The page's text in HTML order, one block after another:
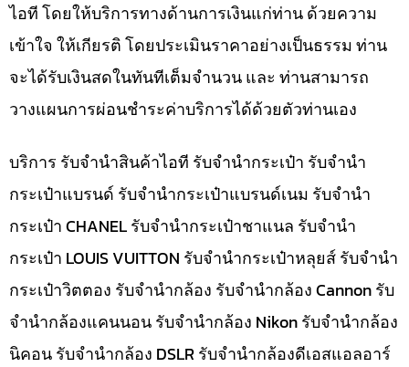
ไอที โดยให้บริการทางด้านการเงินแก่ท่าน ด้วยความ
เข้าใจ ให้เกียรติ โดยประเมินราคาอย่างเป็นธรรม ท่าน
จะได้รับเงินสดในทันทีเต็มจำนวน และ ท่านสามารถ
วางแผนการผ่อนชำระค่าบริการได้ด้วยตัวท่านเอง
บริการ รับจำนำสินค้าไอที รับจำนำกระเป๋า รับจำนำ
กระเป๋าแบรนด์ รับจำนำกระเป๋าแบรนด์เนม รับจำนำ
กระเป๋า CHANEL รับจำนำกระเป๋าชาแนล รับจำนำ
กระเป๋า LOUIS VUITTON รับจำนำกระเป๋าหลุยส์ รับจำนำ
กระเป๋าวิตตอง รับจำนำกล้อง รับจำนำกล้อง Cannon รับ
จำนำกล้องแคนนอน รับจำนำกล้อง Nikon รับจำนำกล้อง
นิคอน รับจำนำกล้อง DSLR รับจำนำกล้องดีเอสแอลอาร์